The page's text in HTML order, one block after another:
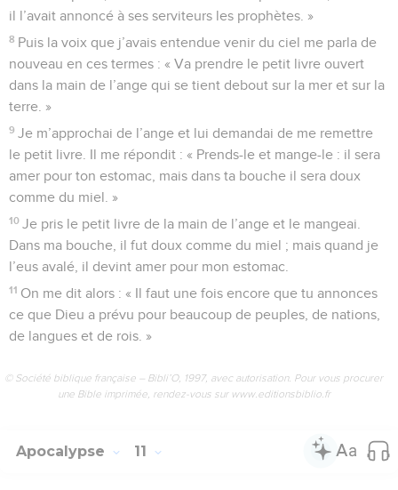
il l’avait annoncé à ses serviteurs les prophètes. »
8 Puis la voix que j’avais entendue venir du ciel me parla de
nouveau en ces termes : « Va prendre le petit livre ouvert
dans la main de l’ange qui se tient debout sur la mer et sur la
terre. »
9 Je m’approchai de l’ange et lui demandai de me remettre
le petit livre. Il me répondit : « Prends-le et mange-le : il sera
amer pour ton estomac, mais dans ta bouche il sera doux
comme du miel. »
10 Je pris le petit livre de la main de l’ange et le mangeai.
Dans ma bouche, il fut doux comme du miel ; mais quand je
l’eus avalé, il devint amer pour mon estomac.
11 On me dit alors : « Il faut une fois encore que tu annonces
ce que Dieu a prévu pour beaucoup de peuples, de nations,
de langues et de rois. »
© Société biblique française – Bibli’O, 1997, avec autorisation. Pour vous procurer
une Bible imprimée, rendez-vous sur www.editionsbiblio.fr
Apocalypse 11